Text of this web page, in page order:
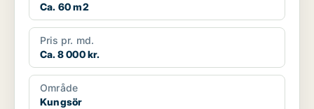
Ca. 60 m2
Pris pr. md.
Ca. 8 000 kr.
Område
Kungsör